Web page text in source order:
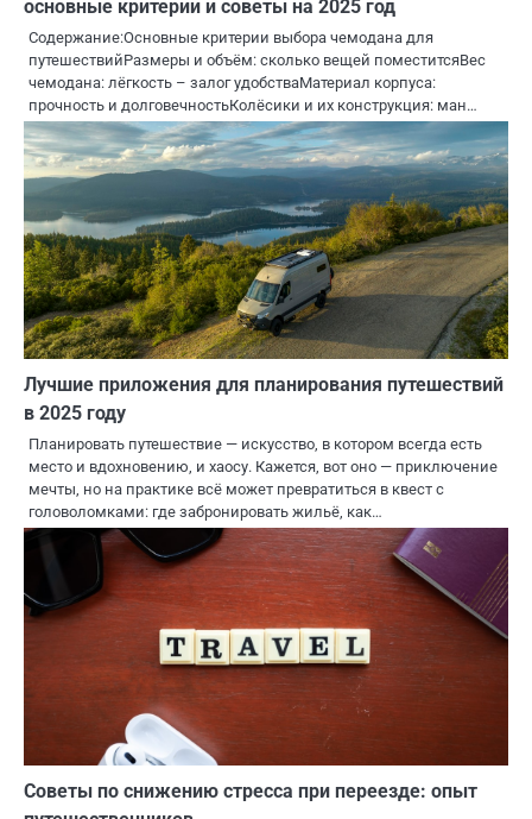
основные критерии и советы на 2025 год
Содержание:Основные критерии выбора чемодана для
путешествийРазмеры и объём: сколько вещей поместитсяВес
чемодана: лёгкость – залог удобстваМатериал корпуса:
прочность и долговечностьКолёсики и их конструкция: ман…
Лучшие приложения для планирования путешествий
в 2025 году
Планировать путешествие — искусство, в котором всегда есть
место и вдохновению, и хаосу. Кажется, вот оно — приключение
мечты, но на практике всё может превратиться в квест с
головоломками: где забронировать жильё, как…
Советы по снижению стресса при переезде: опыт